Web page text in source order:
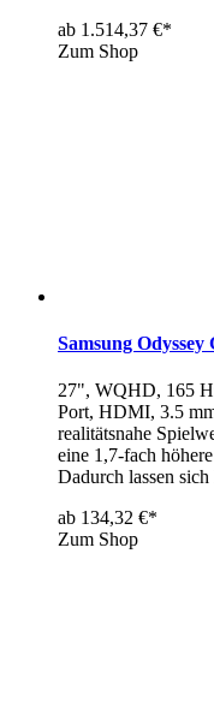
ab 1.514,37 €*
Zum Shop
Samsung Odyssey
27", WQHD, 165
Port, HDMI, 3.5
realitätsnahe
eine 1,7-fach
Dadurch lassen
ab 134,32 €*
Zum Shop